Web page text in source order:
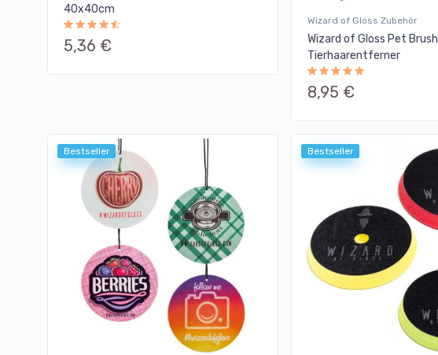
40x40cm
5,36 €
Wizard of Gloss Zubehör
Wizard of Gloss Pet Brush
Tierhaarentferner
8,95 €
Bestseller Bestseller